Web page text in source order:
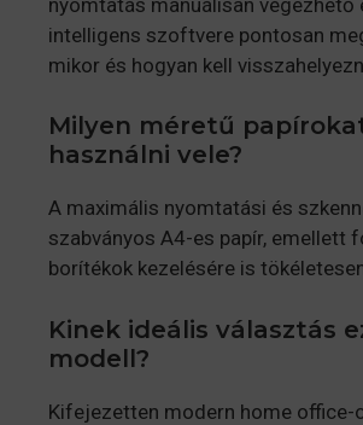
intelligens szoftvere pontosan
mikor és hogyan kell
Milyen méretű
használni vele?
A maximális nyomtatási és
szabványos A4-es papír, emellett
borítékok kezelésére is
Kinek ideális választás
modell?
Kifejezetten modern home office-